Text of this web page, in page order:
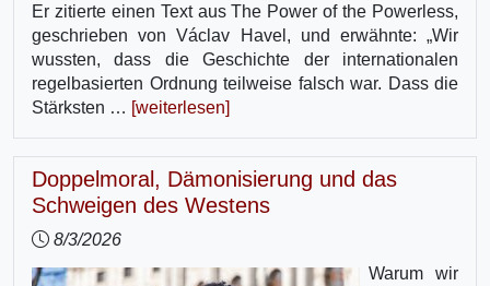
Er zitierte einen Text aus The Power of the Powerless,
geschrieben von Václav Havel, und erwähnte: „Wir
wussten, dass die Geschichte der internationalen
regelbasierten Ordnung teilweise falsch war. Dass die
Stärksten … [weiterlesen]
Doppelmoral, Dämonisierung und das
Schweigen des Westens
8/3/2026
Warum wir